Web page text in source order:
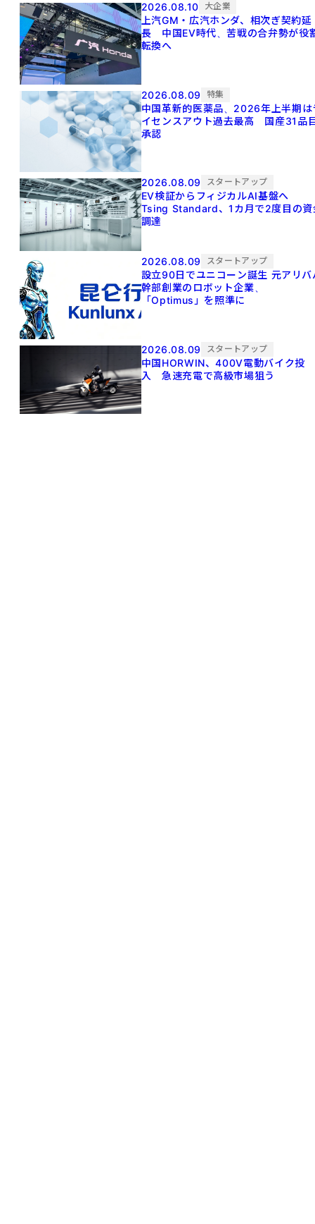
2026.08.10 大企業
上汽GM・広汽ホンダ、相次ぎ契約延
長 中国EV時代、苦戦の合弁勢が役
転換へ
2026.08.09 特集
中国革新的医薬品、2026年上半期は
イセンスアウト過去最高 国産31品
承認
2026.08.09 スタートアップ
EV検証からフィジカルAI基盤へ
Tsing Standard、1カ月で2度目の資
調達
2026.08.09 スタートアップ
設立90日でユニコーン誕生 元アリババ
幹部創業のロボット企業、
「Optimus」を照準に
2026.08.09 スタートアップ
中国HORWIN、400V電動バイク投
入 急速充電で高級市場狙う